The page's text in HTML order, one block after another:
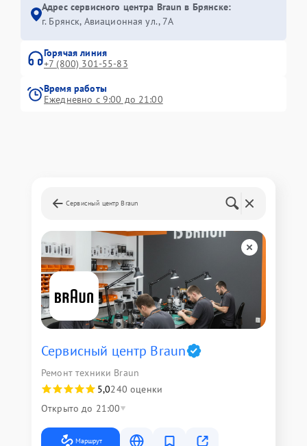
Адрес сервисного центра Braun в Брянске:
г. Брянск, Авиационная ул., 7А
Горячая линия
+7 (800) 301-55-83
Время работы
Ежедневно с 9:00 до 21:00
Сервисный центр Braun
Сервисный центр Braun
Ремонт техники Braun
5,0240 оценки
Открыто до 21:00
Маршрут